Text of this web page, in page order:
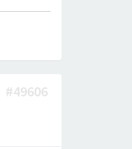
#49606